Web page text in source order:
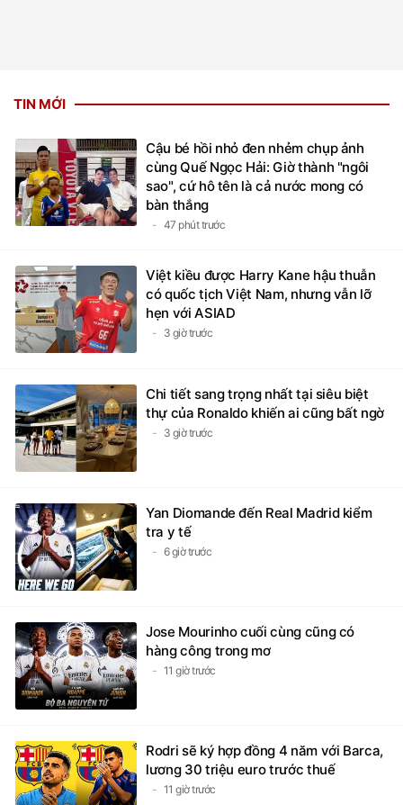
TIN MỚI
Cậu bé hồi nhỏ đen nhẻm chụp ảnh
cùng Quế Ngọc Hải: Giờ thành "ngôi
sao", cứ hô tên là cả nước mong có
bàn thắng
47 phút trước
Việt kiều được Harry Kane hậu thuẫn
có quốc tịch Việt Nam, nhưng vẫn lỡ
hẹn với ASIAD
3 giờ trước
Chi tiết sang trọng nhất tại siêu biệt
thự của Ronaldo khiến ai cũng bất ngờ
3 giờ trước
Yan Diomande đến Real Madrid kiểm
tra y tế
6 giờ trước
Jose Mourinho cuối cùng cũng có
hàng công trong mơ
11 giờ trước
Rodri sẽ ký hợp đồng 4 năm với Barca,
lương 30 triệu euro trước thuế
11 giờ trước